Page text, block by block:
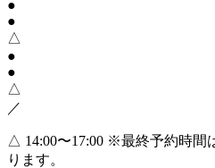
●
●
△
●
●
△
／
△ 14:00〜17:00 ※最終予約時間
ります。